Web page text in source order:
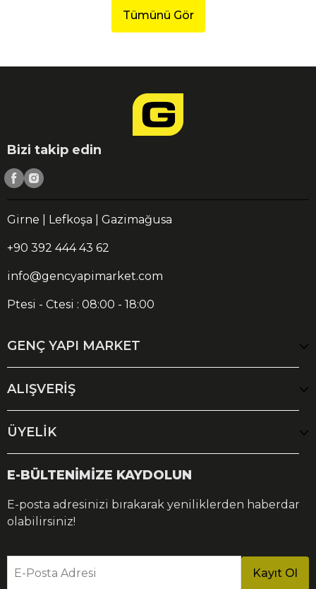
Tümünü Gör
Bizi takip edin
Girne | Lefkoşa | Gazimağusa
+90 392 444 43 62
info@gencyapimarket.com
Ptesi - Ctesi : 08:00 - 18:00
GENÇ YAPI MARKET
ALIŞVERİŞ
ÜYELİK
E-BÜLTENİMİZE KAYDOLUN
E-posta adresinizi bırakarak yeniliklerden haberdar
olabilirsiniz!
E-Posta Adresi Kayıt Ol